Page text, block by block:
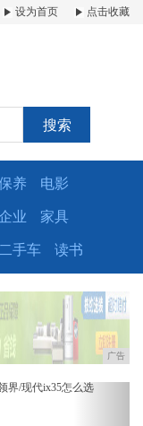
设为首页 点击收藏
搜索
养 电影
业 家具
二手车 读书
广告